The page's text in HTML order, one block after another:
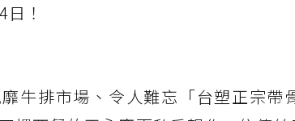
！
牛排市場、令人難忘「台塑正宗